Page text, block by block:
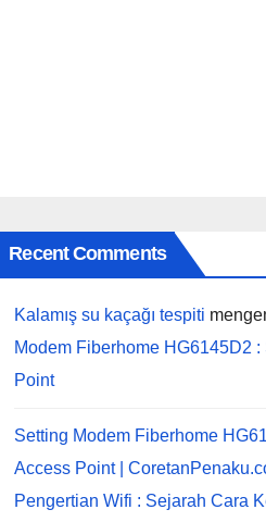
Recent Comments
Kalamış su kaçağı tespiti
Modem Fiberhome HG6145D2
Point
Setting Modem Fiberhome
Access Point |
Pengertian Wifi : Sejarah Cara